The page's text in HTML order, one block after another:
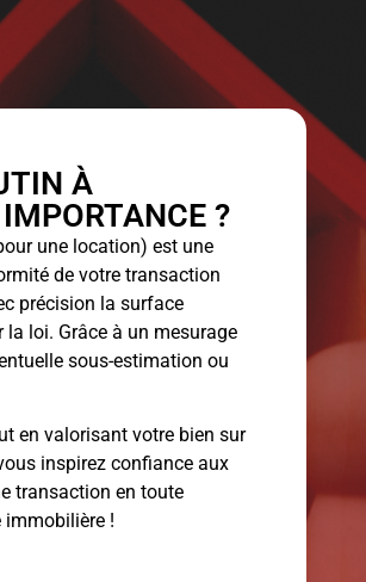
À
?
une location) est une
de votre transaction
précision la surface
la loi. Grâce à un mesurage
sous-estimation ou
en valorisant votre bien sur
inspirez confiance aux
transaction en toute
immobilière !